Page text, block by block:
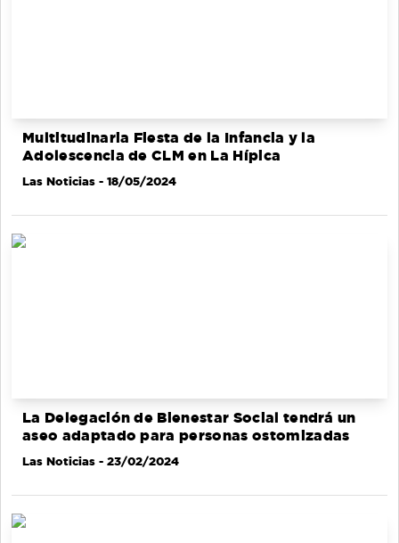
Multitudinaria Fiesta de la Infancia y la
Adolescencia de CLM en La Hípica
Las Noticias - 18/05/2024
La Delegación de Bienestar Social tendrá un
aseo adaptado para personas ostomizadas
Las Noticias - 23/02/2024